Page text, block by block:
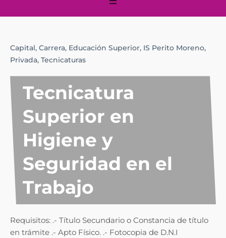
Capital, Carrera, Educación Superior, IS Perito Moreno,
Privada, Tecnicaturas
Tecnicatura
Superior en
Higiene y
Seguridad en el
Trabajo
Requisitos: .- Título Secundario o Constancia de título
en trámite .- Apto Físico. .- Fotocopia de D.N.I